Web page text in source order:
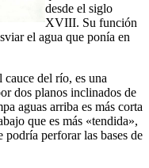
desde el siglo
XVIII. Su función
el agua que ponía en
del río, es una
dos planos inclinados de
aguas arriba es más corta
que es más «tendida»,
podría perforar las bases de